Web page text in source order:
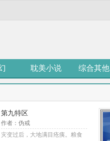
耽美小说 综合其他
第九特区
作者：伪戒
灾变过后，大地满目疮痍。粮食